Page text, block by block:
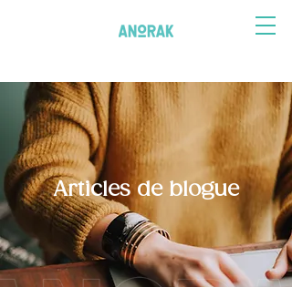
Articles de blogue